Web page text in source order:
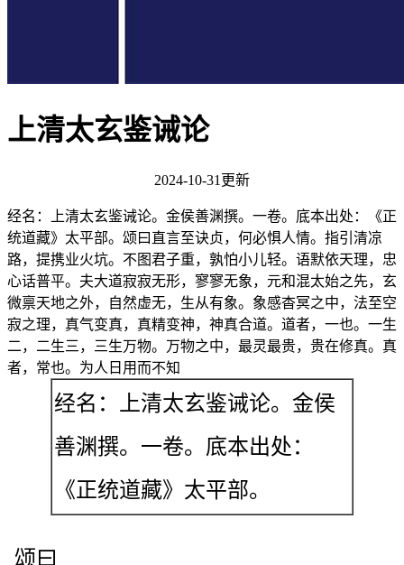
上清太玄鉴诫论
2024-10-31更新
经名：上清太玄鉴诫论。金侯善渊撰。一卷。底本出处：《正
统道藏》太平部。颂曰直言至诀贞，何必惧人情。指引清凉
路，提携业火坑。不图君子重，孰怕小儿轻。语默依天理，忠
心话普平。夫大道寂寂无形，寥寥无象，元和混太始之先，玄
微禀天地之外，自然虚无，生从有象。象感杳冥之中，法至空
寂之理，真气变真，真精变神，神真合道。道者，一也。一生
二，二生三，三生万物。万物之中，最灵最贵，贵在修真。真
者，常也。为人日用而不知
经名：上清太玄鉴诫论。金侯
善渊撰。一卷。底本出处：
《正统道藏》太平部。
颂曰